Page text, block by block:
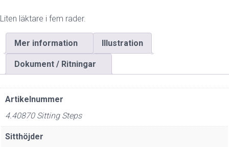
Liten läktare i fem rader.
Mer information Illustration
Dokument / Ritningar
Artikelnummer
4.40870 Sitting Steps
Sitthöjder